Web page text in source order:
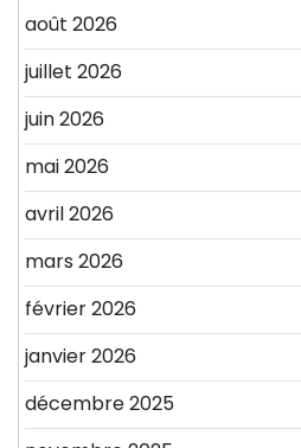
août 2026
juillet 2026
juin 2026
mai 2026
avril 2026
mars 2026
février 2026
janvier 2026
décembre 2025